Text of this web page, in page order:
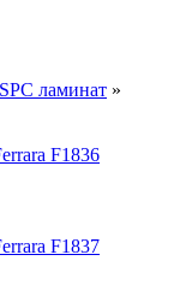
SPC ламинат »
F1836
F1837